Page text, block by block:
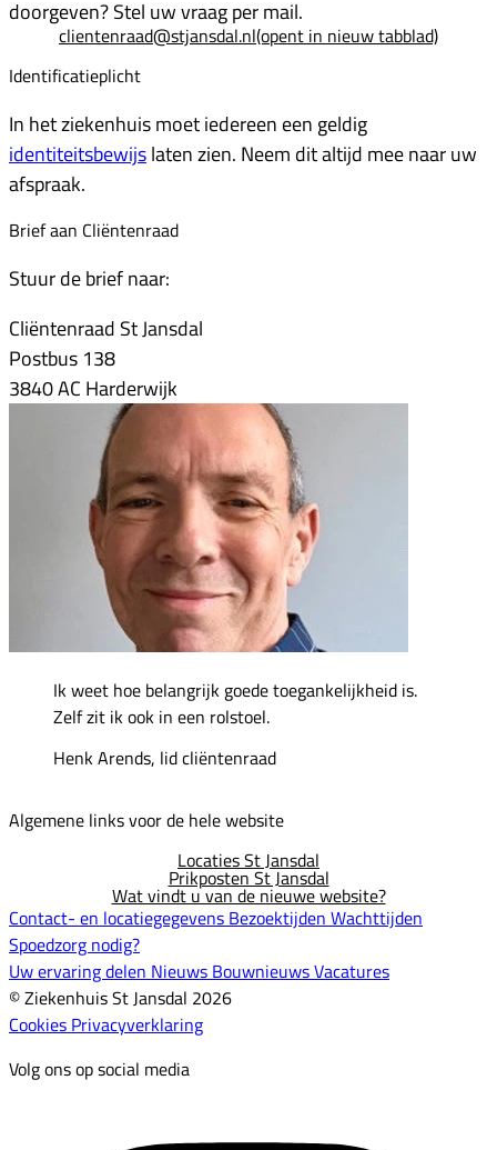
doorgeven? Stel uw vraag per mail.
clientenraad@stjansdal.nl(opent in nieuw tabblad)
Identificatieplicht
In het ziekenhuis moet iedereen een geldig
identiteitsbewijslaten zien. Neem dit altijd mee naar uw
afspraak.
Brief aan Cliëntenraad
Stuur de brief naar:
Cliëntenraad St Jansdal
Postbus 138
3840 AC Harderwijk
Ik weet hoe belangrijk goede toegankelijkheid is.
Zelf zit ik ook in een rolstoel.
Henk Arends, lid cliëntenraad
Algemene links voor de hele website
Locaties St Jansdal
Prikposten St Jansdal
Wat vindt u van de nieuwe website?
Contact- en locatiegegevens Bezoektijden Wachttijden
Spoedzorg nodig?
Uw ervaring delen Nieuws BouwnieuwsVacatures
© Ziekenhuis St Jansdal 2026
Cookies Privacyverklaring
Volg ons op social media